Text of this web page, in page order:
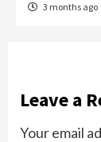
3 months ago
Leave a
Your email